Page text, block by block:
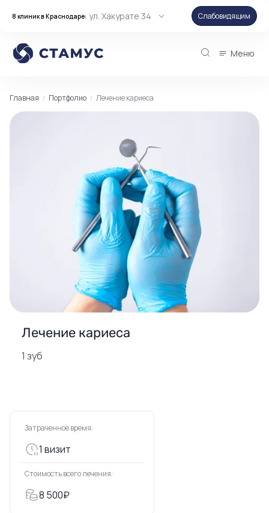
8 клиник в Краснодаре: ул. Хакурате 34 Слабовидящим
Меню
Главная Портфолио Лечение кариеса
Лечение кариеса
1 зуб
Затраченное время:
1 визит
Стоимость всего лечения:
8 500₽